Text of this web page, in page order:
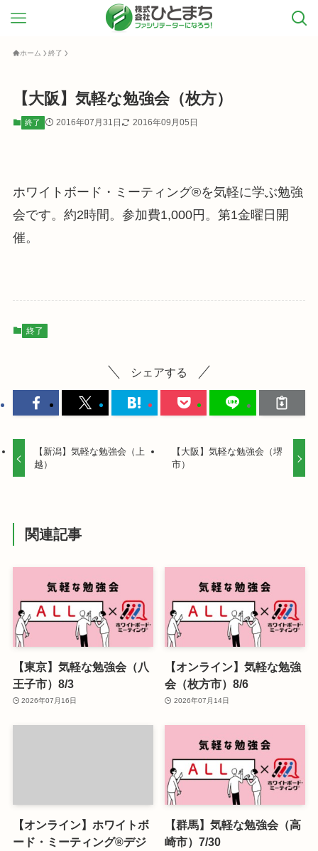
ホーム 終了
【大阪】気軽な勉強会（枚方）
終了 2016年07月31日 2016年09月05日
ホワイトボード・ミーティング®を気軽に学ぶ勉強
会です。約2時間。参加費1,000円。第1金曜日開
催。
終了
シェアする
【新潟】気軽な勉強会（上
越）
【大阪】気軽な勉強会（堺
市）
関連記事
【東京】気軽な勉強会（八
王子市）8/3
2026年07月16日
【オンライン】気軽な勉強
会（枚方市）8/6
2026年07月14日
【オンライン】ホワイトボ
ード・ミーティング®デジ
【群馬】気軽な勉強会（高
崎市）7/30